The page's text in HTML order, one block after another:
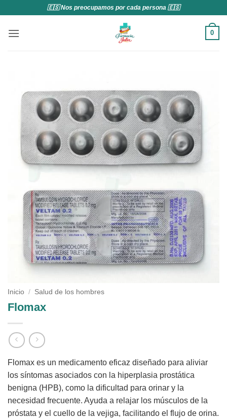
contenido
🇪🇸 Nos preocupamos por cada persona 🇪🇸
0
Inicio / Salud de los hombres
Flomax
Flomax es un medicamento eficaz diseñado para aliviar
los síntomas asociados con la hiperplasia prostática
benigna (HPB), como la dificultad para orinar y la
necesidad frecuente. Ayuda a relajar los músculos de la
próstata y el cuello de la vejiga, facilitando el flujo de orina.